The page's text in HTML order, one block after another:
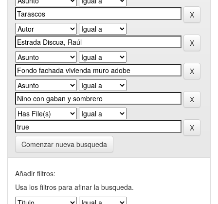
Comenzar nueva busqueda
Añadir filtros:
Usa los filtros para afinar la busqueda.